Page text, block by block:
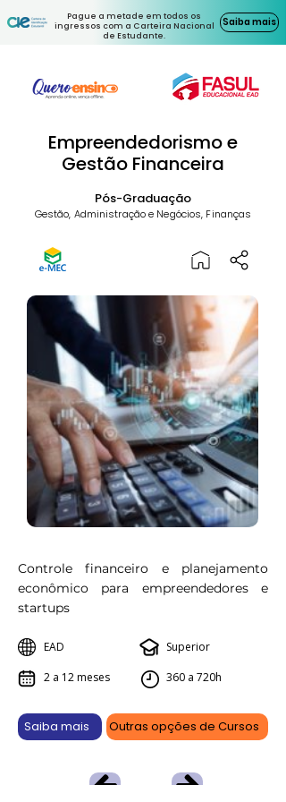
Pague a metade em todos os
ingressos com a Carteira Nacional
de Estudante.
Saiba mais
Empreendedorismo e
Gestão Financeira
Pós-Graduação
Gestão, Administração e Negócios, Finanças
Controle financeiro e planejamento
econômico para empreendedores e
startups
EAD
2 a 12 meses
Superior
360 a 720h
Saiba mais Outras opções de Cursos